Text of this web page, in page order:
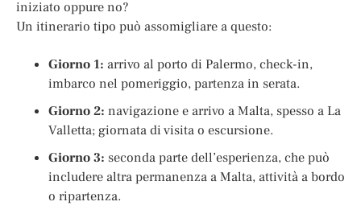
iniziato oppure no?
Un itinerario tipo può assomigliare a questo:
Giorno 1: arrivo al porto di Palermo, check-in,
imbarco nel pomeriggio, partenza in serata.
Giorno 2: navigazione e arrivo a Malta, spesso a La
Valletta; giornata di visita o escursione.
Giorno 3: seconda parte dell’esperienza, che può
includere altra permanenza a Malta, attività a bordo
o ripartenza.